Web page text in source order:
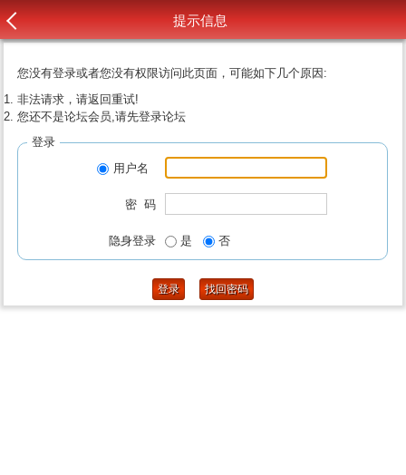
提示信息
您没有登录或者您没有权限访问此页面，可能如下几个原因:
非法请求，请返回重试!
您还不是论坛会员,请先登录论坛
登录
用户名
密 码
隐身登录 是 否